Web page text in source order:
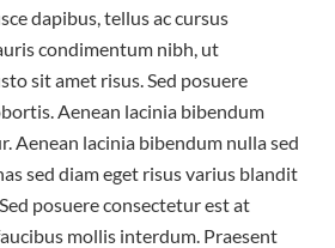
dapibus, tellus ac cursus
condimentum nibh, ut
sit amet risus. Sed posuere
Aenean lacinia bibendum
Aenean lacinia bibendum nulla sed
sed diam eget risus varius blandit
posuere consectetur est at
mollis interdum. Praesent